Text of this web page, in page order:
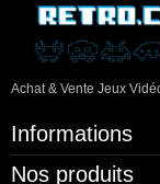
Achat & Vente Jeux
Informations
Nos produits